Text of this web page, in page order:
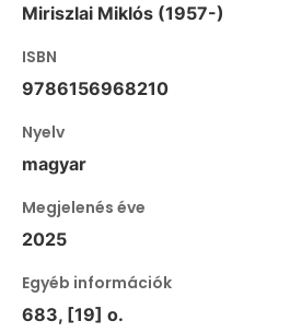
Miriszlai Miklós (1957-)
ISBN
9786156968210
Nyelv
magyar
Megjelenés éve
2025
Egyéb információk
683, [19] o.